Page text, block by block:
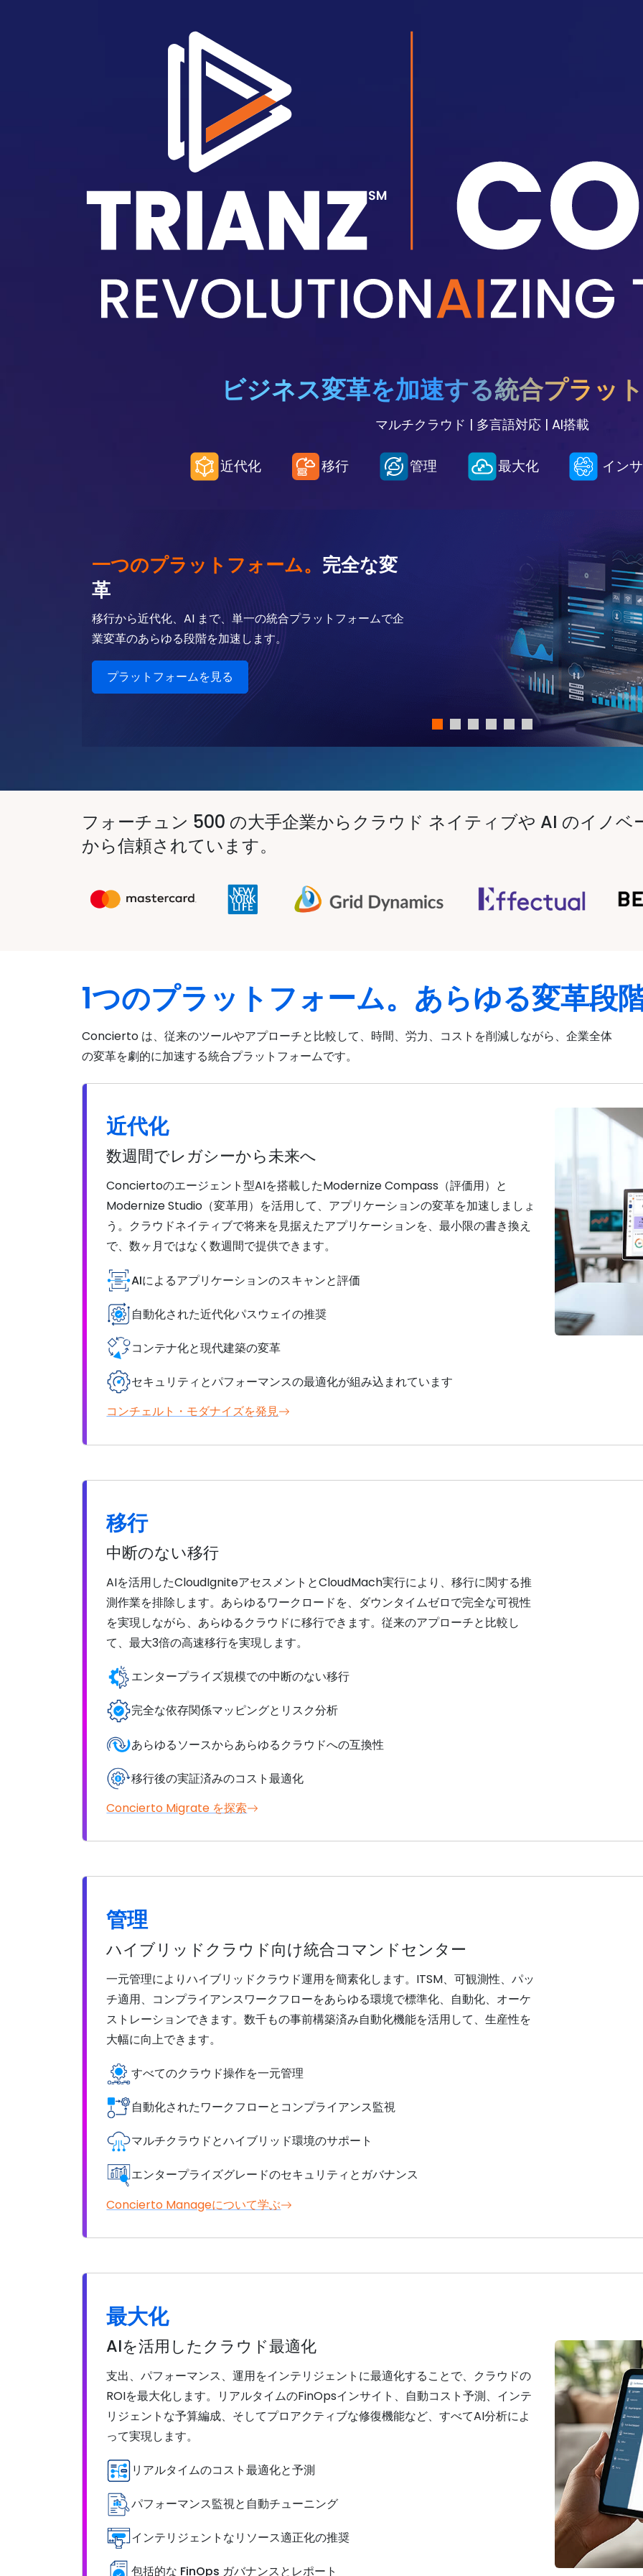
ビジネス変革を加速する統合プラッ
マルチクラウド | 多言語対応 | AI搭載
近代化 移行 管理 最大化 イン
一つのプラットフォーム。 完全な変
革
移行から近代化、AI まで、単一の統合プラットフォームで企
業変革のあらゆる段階を加速します。
プラットフォームを見る
フォーチュン 500 の大手企業からクラウド ネイティブや AI のイノベ
から信頼されています。
1つのプラットフォーム。あらゆる変革段
Concierto は、従来のツールやアプローチと比較して、時間、労力、コストを削減しながら、企業全体
の変革を劇的に加速する統合プラットフォームです。
近代化
数週間でレガシーから未来へ
Conciertoのエージェント型AIを搭載したModernize Compass（評価用）と
Modernize Studio（変革用）を活用して、アプリケーションの変革を加速しましょ
う。クラウドネイティブで将来を見据えたアプリケーションを、最小限の書き換え
で、数ヶ月ではなく数週間で提供できます。
AIによるアプリケーションのスキャンと評価
自動化された近代化パスウェイの推奨
コンテナ化と現代建築の変革
セキュリティとパフォーマンスの最適化が組み込まれています
コンチェルト・モダナイズを発見
移行
中断のない移行
AIを活用したCloudIgniteアセスメントとCloudMach実行により、移行に関する推
測作業を排除します。あらゆるワークロードを、ダウンタイムゼロで完全な可視性
を実現しながら、あらゆるクラウドに移行できます。従来のアプローチと比較し
て、最大3倍の高速移行を実現します。
エンタープライズ規模での中断のない移行
完全な依存関係マッピングとリスク分析
あらゆるソースからあらゆるクラウドへの互換性
移行後の実証済みのコスト最適化
Concierto Migrate を探索
管理
ハイブリッドクラウド向け統合コマンドセンター
一元管理によりハイブリッドクラウド運用を簡素化します。ITSM、可観測性、パッ
チ適用、コンプライアンスワークフローをあらゆる環境で標準化、自動化、オーケ
ストレーションできます。数千もの事前構築済み自動化機能を活用して、生産性を
大幅に向上できます。
すべてのクラウド操作を一元管理
自動化されたワークフローとコンプライアンス監視
マルチクラウドとハイブリッド環境のサポート
エンタープライズグレードのセキュリティとガバナンス
Concierto Manageについて学ぶ
最大化
AIを活用したクラウド最適化
支出、パフォーマンス、運用をインテリジェントに最適化することで、クラウドの
ROIを最大化します。リアルタイムのFinOpsインサイト、自動コスト予測、インテ
リジェントな予算編成、そしてプロアクティブな修復機能など、すべてAI分析によ
って実現します。
リアルタイムのコスト最適化と予測
パフォーマンス監視と自動チューニング
インテリジェントなリソース適正化の推奨
包括的な FinOps ガバナンスとレポート